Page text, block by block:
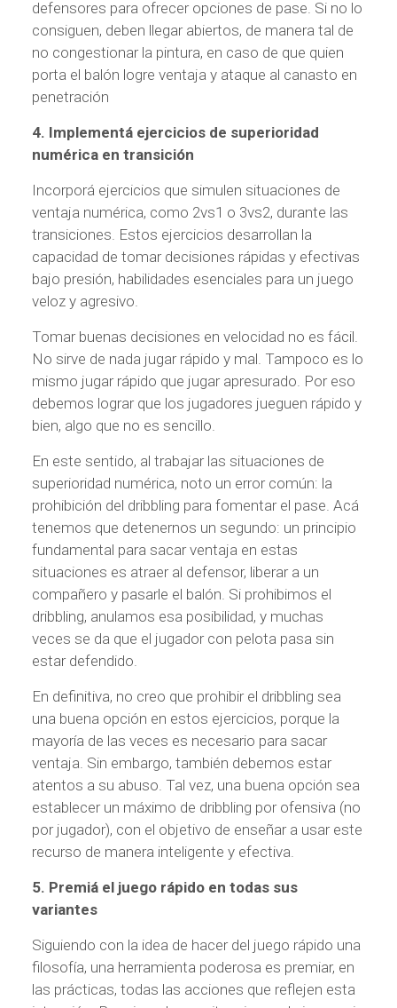
defensores para ofrecer opciones de pase. Si no lo
consiguen, deben llegar abiertos, de manera tal de
no congestionar la pintura, en caso de que quien
porta el balón logre ventaja y ataque al canasto en
penetración
4. Implementá ejercicios de superioridad
numérica en transición
Incorporá ejercicios que simulen situaciones de
ventaja numérica, como 2vs1 o 3vs2, durante las
transiciones. Estos ejercicios desarrollan la
capacidad de tomar decisiones rápidas y efectivas
bajo presión, habilidades esenciales para un juego
veloz y agresivo.
Tomar buenas decisiones en velocidad no es fácil.
No sirve de nada jugar rápido y mal. Tampoco es lo
mismo jugar rápido que jugar apresurado. Por eso
debemos lograr que los jugadores jueguen rápido y
bien, algo que no es sencillo.
En este sentido, al trabajar las situaciones de
superioridad numérica, noto un error común: la
prohibición del dribbling para fomentar el pase. Acá
tenemos que detenernos un segundo: un principio
fundamental para sacar ventaja en estas
situaciones es atraer al defensor, liberar a un
compañero y pasarle el balón. Si prohibimos el
dribbling, anulamos esa posibilidad, y muchas
veces se da que el jugador con pelota pasa sin
estar defendido.
En definitiva, no creo que prohibir el dribbling sea
una buena opción en estos ejercicios, porque la
mayoría de las veces es necesario para sacar
ventaja. Sin embargo, también debemos estar
atentos a su abuso. Tal vez, una buena opción sea
establecer un máximo de dribbling por ofensiva (no
por jugador), con el objetivo de enseñar a usar este
recurso de manera inteligente y efectiva.
5. Premiá el juego rápido en todas sus
variantes
Siguiendo con la idea de hacer del juego rápido una
filosofía, una herramienta poderosa es premiar, en
las prácticas, todas las acciones que reflejen esta